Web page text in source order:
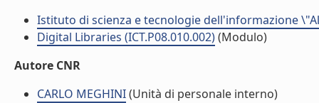
Istituto di scienza e tecnologie dell'informazione
Digital Libraries (ICT.P08.010.002)(Modulo)
Autore CNR
CARLO MEGHINI(Unità di personale interno)